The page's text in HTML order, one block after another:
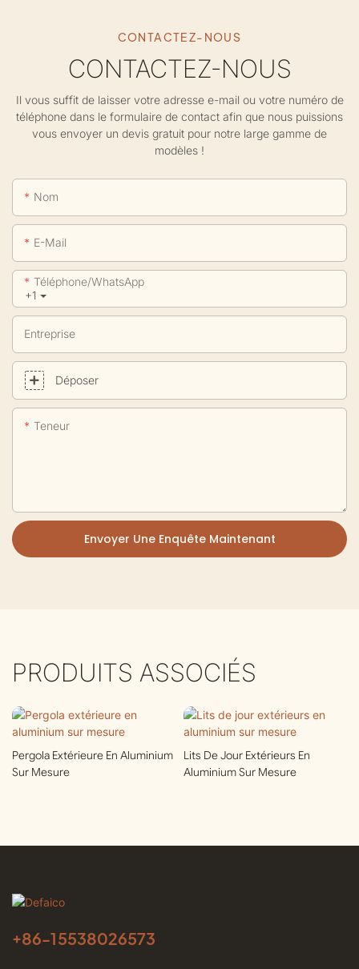
CONTACTEZ-NOUS
CONTACTEZ-NOUS
Il vous suffit de laisser votre adresse e-mail ou votre numéro de
téléphone dans le formulaire de contact afin que nous puissions
vous envoyer un devis gratuit pour notre large gamme de
modèles !
Nom
E-Mail
+1
Téléphone/WhatsApp
Entreprise
Déposer
Teneur
Envoyer Une Enquête Maintenant
PRODUITS ASSOCIÉS
Pergola Extérieure En Aluminium
Sur Mesure
Lits De Jour Extérieurs En
Aluminium Sur Mesure
+86-15538026573